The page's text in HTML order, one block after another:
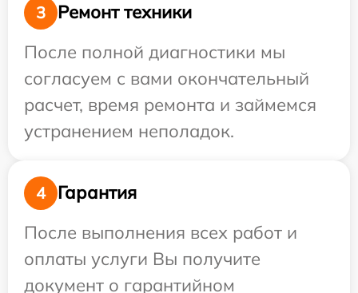
3
Ремонт техники
После полной диагностики мы
согласуем с вами окончательный
расчет, время ремонта и займемся
устранением неполадок.
4
Гарантия
После выполнения всех работ и
оплаты услуги Вы получите
документ о гарантийном